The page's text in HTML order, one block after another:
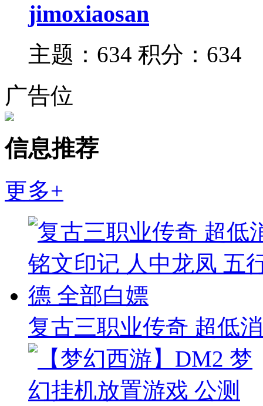
jimoxiaosan
主题：634 积分：634
广告位
信息推荐
更多+
复古三职业传奇 超低